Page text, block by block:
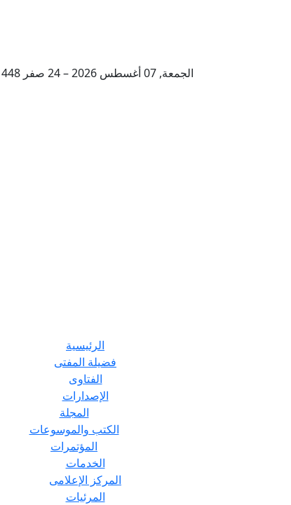
الجمعة, 07 أغسطس 2026 – 24 صفر 1448 هـ
الرئيسية
فضيلة المفتى
الفتاوى
الإصدارات
المجلة
الكتب والموسوعات
المؤتمرات
الخدمات
المركز الإعلامى
المرئيات